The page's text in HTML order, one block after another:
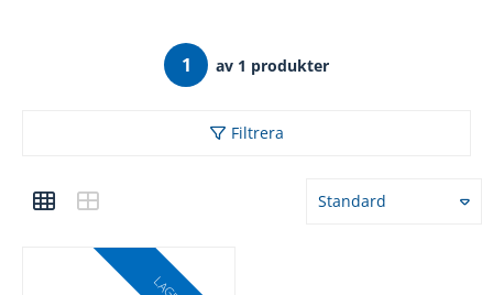
1 av 1 produkter
Filtrera
Standard